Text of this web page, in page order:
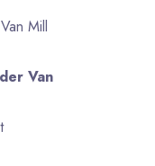
Mill
Van